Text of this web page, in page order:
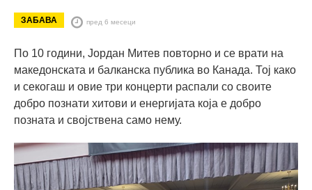
ЗАБАВА пред 6 месеци
По 10 години, Јордан Митев повторно и се врати на
македонската и балканска публика во Канада. Тој како
и секогаш и овие три концерти распали со своите
добро познати хитови и енергијата која е добро
позната и својствена само нему.